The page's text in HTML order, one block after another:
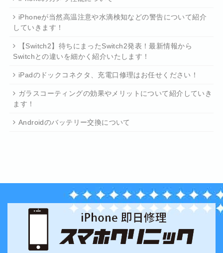
iPhoneが当然高温注意や水滴検知などの警告について紹介
していきます！
【Switch2】待ちにまったSwitch2発表！最新情報から
Switchとの違いを細かく紹介いたします！
iPadのドックコネクタ、充電口修理はお任せください！
ガラスコーティングの効果やメリットについて紹介していき
ます！
Androidのバッテリー交換について